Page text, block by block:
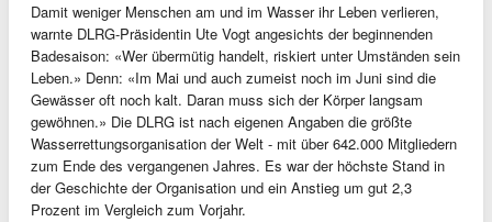
Damit weniger Menschen am und im Wasser ihr Leben verlieren,
warnte DLRG-Präsidentin Ute Vogt angesichts der beginnenden
Badesaison: «Wer übermütig handelt, riskiert unter Umständen sein
Leben.» Denn: «Im Mai und auch zumeist noch im Juni sind die
Gewässer oft noch kalt. Daran muss sich der Körper langsam
gewöhnen.» Die DLRG ist nach eigenen Angaben die größte
Wasserrettungsorganisation der Welt - mit über 642.000 Mitgliedern
zum Ende des vergangenen Jahres. Es war der höchste Stand in
der Geschichte der Organisation und ein Anstieg um gut 2,3
Prozent im Vergleich zum Vorjahr.